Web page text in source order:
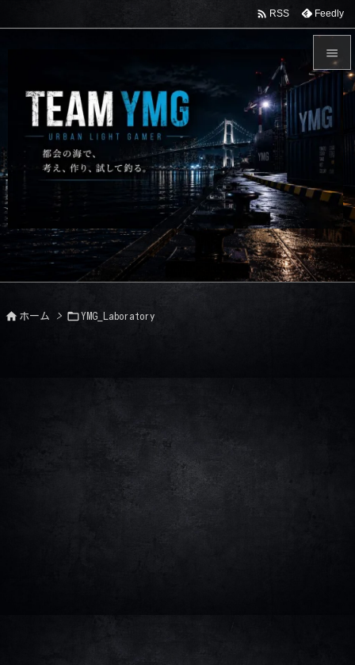


サイド



検索
 RSS Feedly
 ホーム > YMG_Laboratory